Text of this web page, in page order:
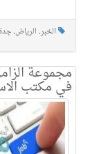
الخبر, الرياض, جدة
مجموعة
في مكتب